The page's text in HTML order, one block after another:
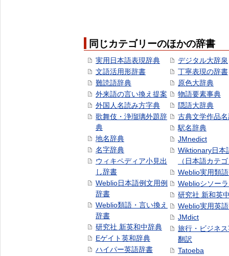
同じカテゴリーのほかの辞書
実用日本語表現辞典
文語活用形辞書
難読語辞典
外来語の言い換え提案
外国人名読み方字典
歌舞伎・浄瑠璃外題辞
典
地名辞典
名字辞典
ウィキペディア小見出
し辞書
Weblio日本語例文用例
辞書
Weblio類語・言い換え
辞書
研究社 新英和中辞典
Eゲイト英和辞典
ハイパー英語辞書
デジタル大辞泉
丁寧表現の辞書
原色大辞典
物語要素事典
隠語大辞典
古典文学作品
駅名辞典
JMnedict
Wiktionary日本
（日本語カテ
Weblio実用類
Weblioシソー
研究社 新和英
Weblio実用英
JMdict
旅行・ビジネ
翻訳
Tatoeba